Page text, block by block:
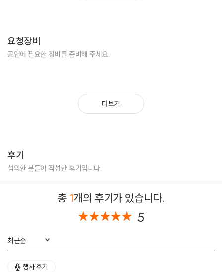
요청장비
공연에 필요한 장비를 준비해 주세요.
더보기
후기
섭외한 분들이 작성한 후기입니다.
총 1개의 후기가 있습니다.
★★★★★
★★★★★ 5
최근순
행사 후기